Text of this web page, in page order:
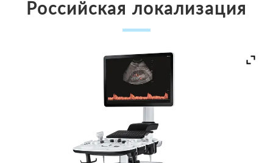
Российская локализация